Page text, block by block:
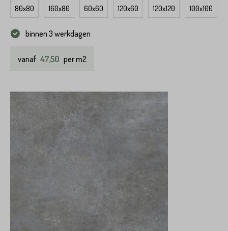
80x80 160x80 60x60 120x60 120x120 100x100
binnen 3 werkdagen
vanaf 47,50 per m2